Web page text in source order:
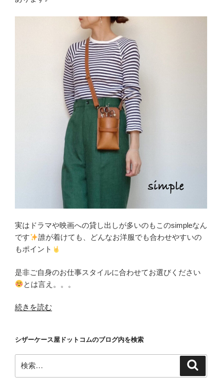
の
実はドラマや映画への貸し出しが多いのもこのsimpleなん
です
誰が着けても、どんなお洋服でも合わせやすいの
もポイント
是非ご自身のお仕事スタイルに合わせてお選びください
とは言え。。。
“道
少
な
い
理・
続きを読む
シザーケース屋ドットコムのブログ内を検索
索: